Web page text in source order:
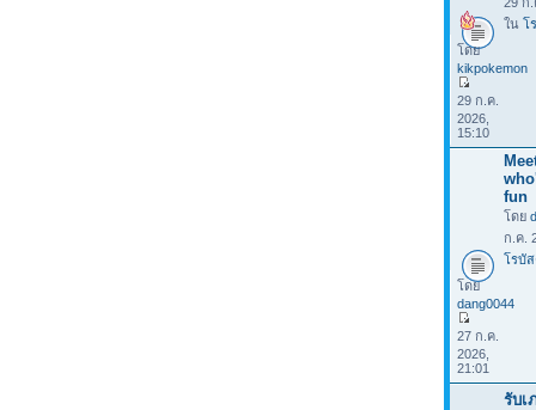
ใน โ
โดย
kikpokemon
29 ก.ค.
2026,
15:10
fun
โดย
ก.ค.
โรบั
โดย
dang0044
27 ก.ค.
2026,
21:01
รับเ